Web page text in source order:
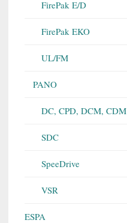
FirePak E/D
FirePak EKO
UL/FM
PANO
DC, CPD, DCM, CDM
SDC
SpeeDrive
VSR
ESPA